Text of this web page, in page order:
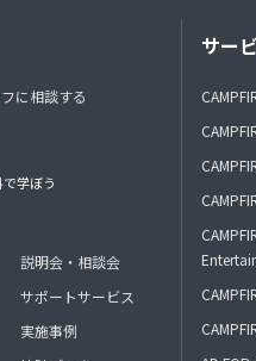
に相談する
学ぼう
説明会・相談会
サポートサービス
実施事例
サー